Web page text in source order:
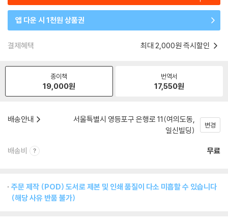
앱 다운 시 1천원 상품권
결제혜택 최대 2,000원 즉시할인
종이책
19,000원
번역서
17,550원
배송안내
서울특별시 영등포구 은행로 11(여의도동,
일신빌딩)
변경
배송비 무료
주문 제작 (POD) 도서로 제본 및 인쇄 품질이 다소 미흡할 수 있습니다
(해당 사유 반품 불가)